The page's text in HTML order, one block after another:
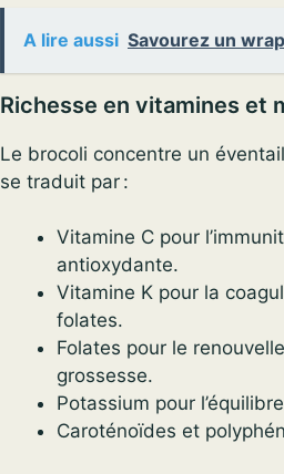
A lire aussi Savourez un
Richesse en vitamines et
Le brocoli concentre un
se traduit par :
Vitamine C pour
antioxydante.
Vitamine K pour la
folates.
Folates pour le
grossesse.
Potassium pour
Caroténoïdes et